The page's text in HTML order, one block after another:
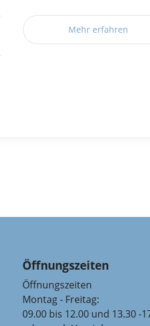
Mehr erfahren
Öffnungszeiten
Öffnungszeiten
Montag - Freitag:
09.00 bis 12.00 und 13.30 -